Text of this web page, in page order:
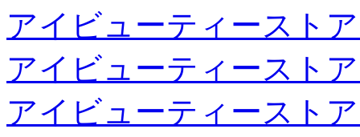
アイビューティースト
アイビューティースト
アイビューティースト